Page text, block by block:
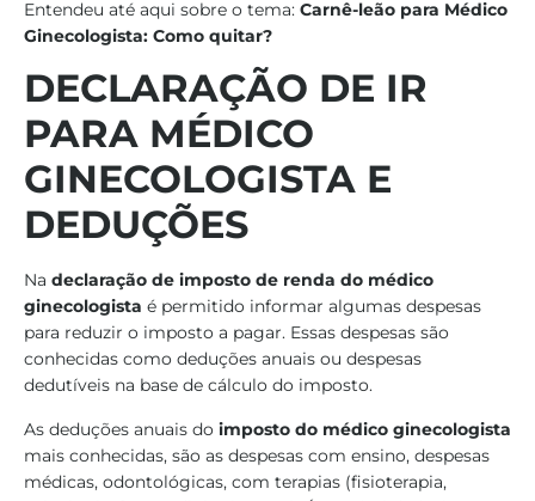
Entendeu até aqui sobre o tema: Carnê-leão para Médico
Ginecologista: Como quitar?
DECLARAÇÃO DE IR
PARA MÉDICO
GINECOLOGISTA E
DEDUÇÕES
Na declaração de imposto de renda do médico
ginecologista é permitido informar algumas despesas
para reduzir o imposto a pagar. Essas despesas são
conhecidas como deduções anuais ou despesas
dedutíveis na base de cálculo do imposto.
As deduções anuais do imposto do médico ginecologista
mais conhecidas, são as despesas com ensino, despesas
médicas, odontológicas, com terapias (fisioterapia,